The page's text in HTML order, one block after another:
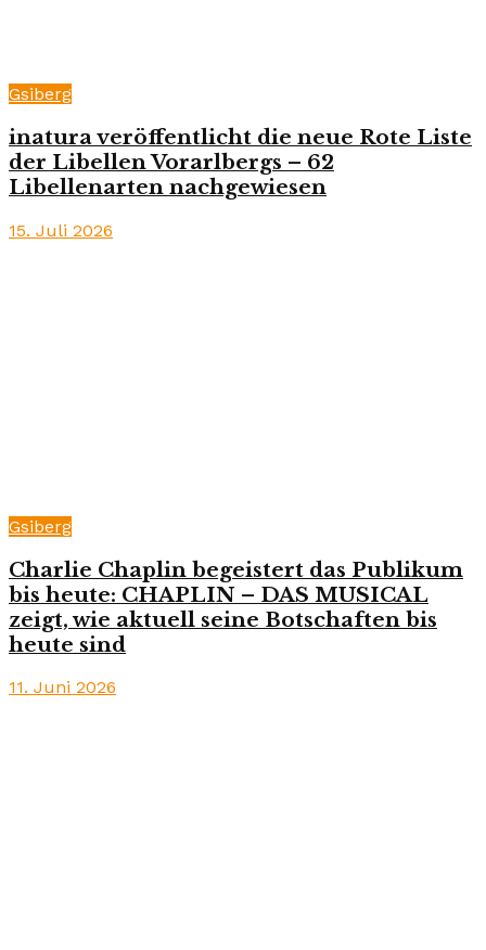
Gsiberg
inatura veröffentlicht die neue Rote Liste
der Libellen Vorarlbergs – 62
Libellenarten nachgewiesen
15. Juli 2026
Gsiberg
Charlie Chaplin begeistert das Publikum
bis heute: CHAPLIN – DAS MUSICAL
zeigt, wie aktuell seine Botschaften bis
heute sind
11. Juni 2026